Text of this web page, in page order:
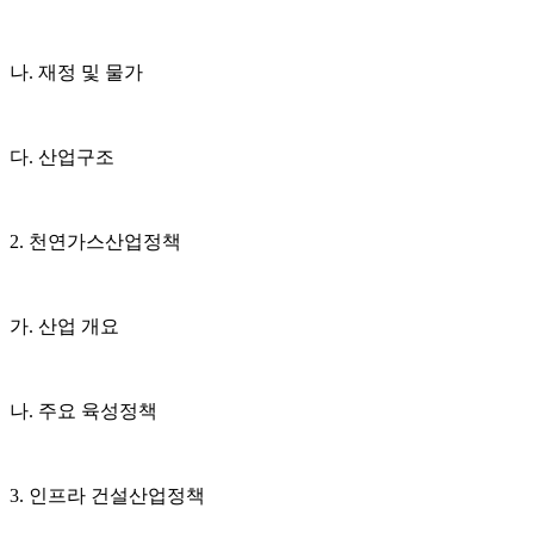
나. 재정 및 물가
다. 산업구조
2. 천연가스산업정책
가. 산업 개요
나. 주요 육성정책
3. 인프라 건설산업정책